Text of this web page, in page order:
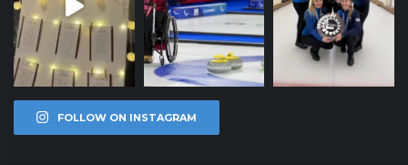
FOLLOW ON INSTAGRAM